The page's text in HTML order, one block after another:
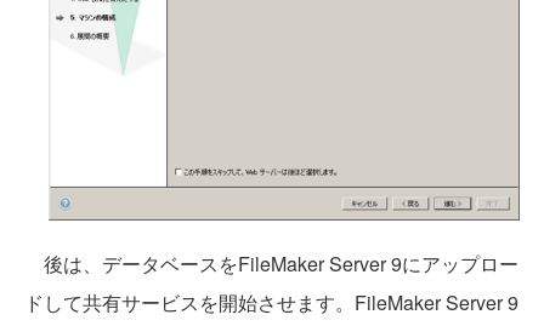
後は、データベースをFileMaker Server 9にアップロー
ドして共有サービスを開始させます。FileMaker Server 9